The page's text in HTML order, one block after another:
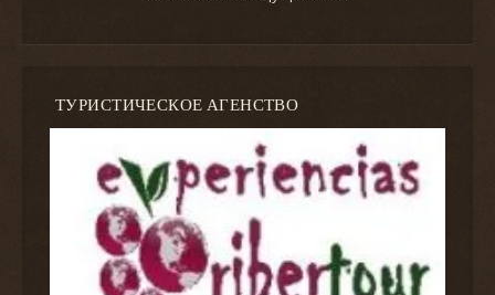
ТУРИСТИЧЕСКОЕ АГЕНСТВО